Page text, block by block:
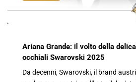
Ariana Grande: il volto della
occhiali Swarovski 2025
Da decenni, Swarovski, il brand